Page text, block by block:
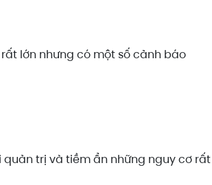
lớn nhưng có một số cảnh báo
trị và tiềm ẩn những nguy cơ